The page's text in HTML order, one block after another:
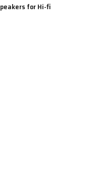
for Hi-fi